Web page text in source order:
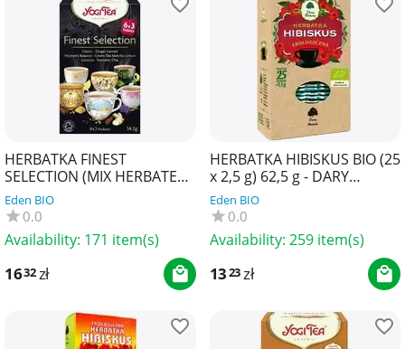
HERBATKA FINEST
SELECTION (MIX HERBATEK)
BIO (6 x 3 TOREBKI) 34,2 g -
YOGI TEA
Eden BIO
0.0
Availability: 171 item(s)
1632zł
HERBATKA HIBISKUS BIO (25
x 2,5 g) 62,5 g - DARY
NATURY
Eden BIO
0.0
Availability: 259 item(s)
1323zł